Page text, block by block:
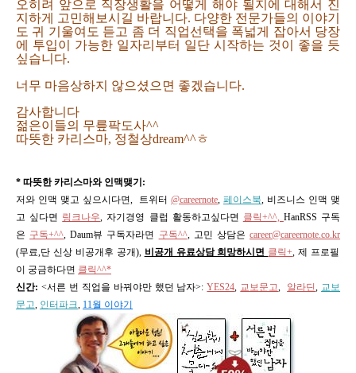
오히려 앞으로 직장생활을 어떻게 해야 될지에 대해서 진
지하게 고민해보시길 바랍니다. 다양한 전문가들의 이야기
도 귀 기울여도 듣고 좀 더 직업선택을 폭넓게 잡아서 당장
에 투입이 가능한 일자리부터 일단 시작하는 것이 좋을 듯
싶습니다.
너무 마음상하지 않으셨으면 좋겠습니다.
감사합니다
젊은이들의 무릎팍도사^^
따뜻한 카리스마, 정철상dream^^ㅎ
* 따뜻한 카리스마와 인맥맺기:
저와 인맥 맺고 싶으시다면, 트위터 @careernote, 페이스북, 비즈니스 인맥 맺
고 싶다면 링크나우, 자기경영 클럽 활동하고싶다면 클릭+^^, HanRSS 구독
은 구독+^^, Daum뷰 구독자라면 구독^^, 고민 상담은career@careernote.co.kr
(무료,단 신상 비공개후 공개), 비공개 유료상담 희망하시면 클릭+, 제 프로필
이 궁금하다면 클릭^^*
신간: <서른 번 직업을 바꿔야만 했던 남자>:YES24, 교보문고, 알라딘, 교보
문고, 인터파크, 11월 이야기